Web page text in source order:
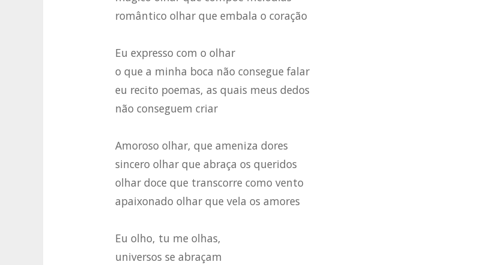
romântico olhar que embala o coração
Eu expresso com o olhar
o que a minha boca não consegue falar
eu recito poemas, as quais meus dedos
não conseguem criar
Amoroso olhar, que ameniza dores
sincero olhar que abraça os queridos
olhar doce que transcorre como vento
apaixonado olhar que vela os amores
Eu olho, tu me olhas,
universos se abraçam